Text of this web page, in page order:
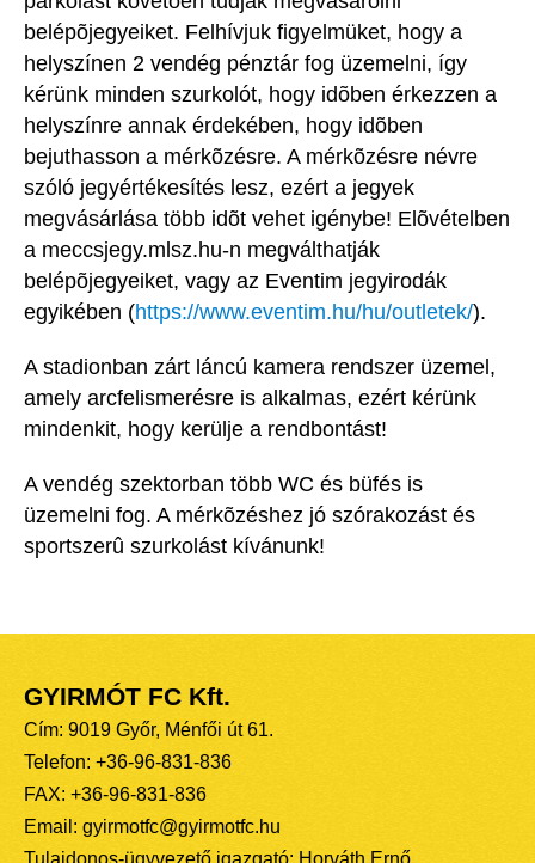
belépõjegyeiket. Felhívjuk figyelmüket, hogy a
helyszínen 2 vendég pénztár fog üzemelni, így
kérünk minden szurkolót, hogy idõben érkezzen a
helyszínre annak érdekében, hogy idõben
bejuthasson a mérkõzésre. A mérkõzésre névre
szóló jegyértékesítés lesz, ezért a jegyek
megvásárlása több idõt vehet igénybe! Elõvételben
a meccsjegy.mlsz.hu-n megválthatják
belépõjegyeiket, vagy az Eventim jegyirodák
egyikében (https://www.eventim.hu/hu/outletek/).
A stadionban zárt láncú kamera rendszer üzemel,
amely arcfelismerésre is alkalmas, ezért kérünk
mindenkit, hogy kerülje a rendbontást!
A vendég szektorban több WC és büfés is
üzemelni fog. A mérkõzéshez jó szórakozást és
sportszerû szurkolást kívánunk!
GYIRMÓT FC Kft.
Cím: 9019 Győr, Ménfői út 61.
Telefon: +36-96-831-836
FAX: +36-96-831-836
Email: gyirmotfc@gyirmotfc.hu